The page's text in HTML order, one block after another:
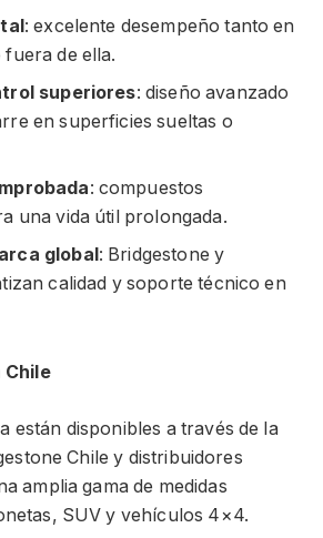
: excelente desempeño tanto en
de ella.
superiores: diseño avanzado
en superficies sueltas o
: compuestos
una vida útil prolongada.
global: Bridgestone y
calidad y soporte técnico en
Chile
están disponibles a través de la
Chile y distribuidores
amplia gama de medidas
SUV y vehículos 4×4.